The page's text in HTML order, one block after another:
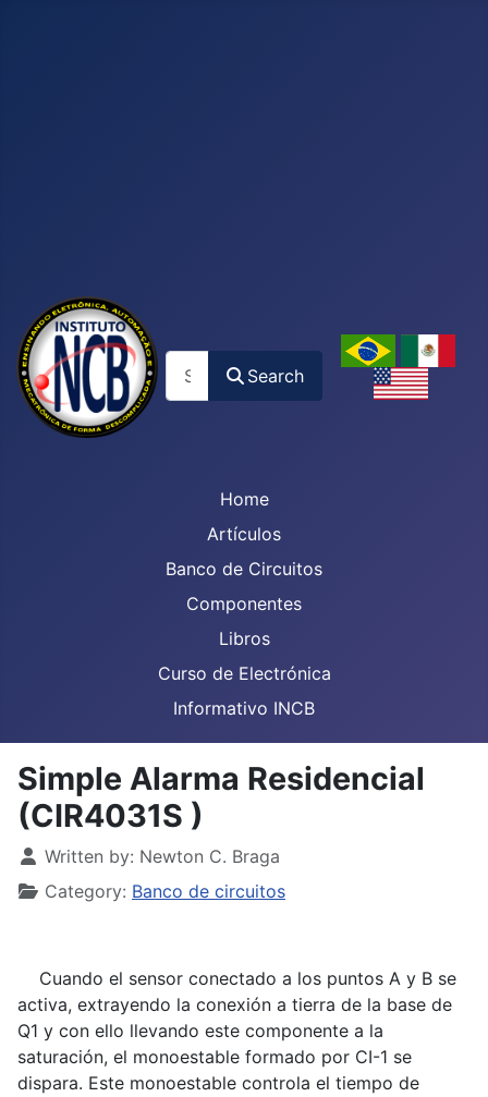
Search
Home
Artículos
Banco de Circuitos
Componentes
Libros
Curso de Electrónica
Informativo INCB
Simple Alarma Residencial
(CIR4031S )
Details
Written by: Newton C. Braga
Category: Banco de circuitos
Cuando el sensor conectado a los puntos A y B se
activa, extrayendo la conexión a tierra de la base de
Q1 y con ello llevando este componente a la
saturación, el monoestable formado por CI-1 se
dispara. Este monoestable controla el tiempo de